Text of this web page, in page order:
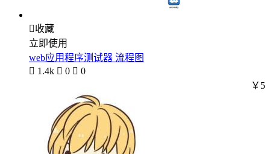
收藏
立即使用
web应用程序测试器 流程图
 1.4k  0  0
￥5